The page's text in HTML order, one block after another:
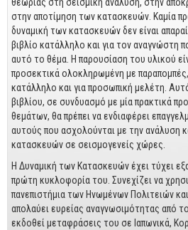
Οικονομικά
Τεχνικά
Πολιτικών Μηχανικών
Αρχιτεκτόνων
Μηχανολόγων
Γεωπονικά
Προσφορές
θεωρίας στη σεισμική ανάλυση, στην
στην αποτίμηση των κατασκευών. Καμία
δυναμική των κατασκευών δεν είναι
βιβλίο κατάλληλο και για τον αναγνώστη
αυτό το θέμα. Η παρουσίαση του υλικού
προσεκτικά ολοκληρωμένη με
κατάλληλο και για προσωπική μελέτη.
βιβλίου, σε συνδυασμό με μία πρακτικά
θεμάτων, θα πρέπει να ενδιαφέρει
αυτούς που ασχολούνται με την ανάλυση
κατασκευών σε σεισμογενείς χώρες.
Η Δυναμική των Κατασκευών έχει τύχει
πρώτη κυκλοφορία του. Συνεχίζει να
πανεπιστήμια των Ηνωμένων Πολιτειών
απολαύει ευρείας αναγνωσιμότητας από
εκδοθεί μεταφράσεις του σε Ιαπωνικά,